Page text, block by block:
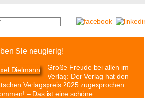
Sie neugierig!
Große Freude bei allen im
Verlag: Der Verlag hat den
Verlagspreis 2025 zugesprochen
– Das ist eine schöne